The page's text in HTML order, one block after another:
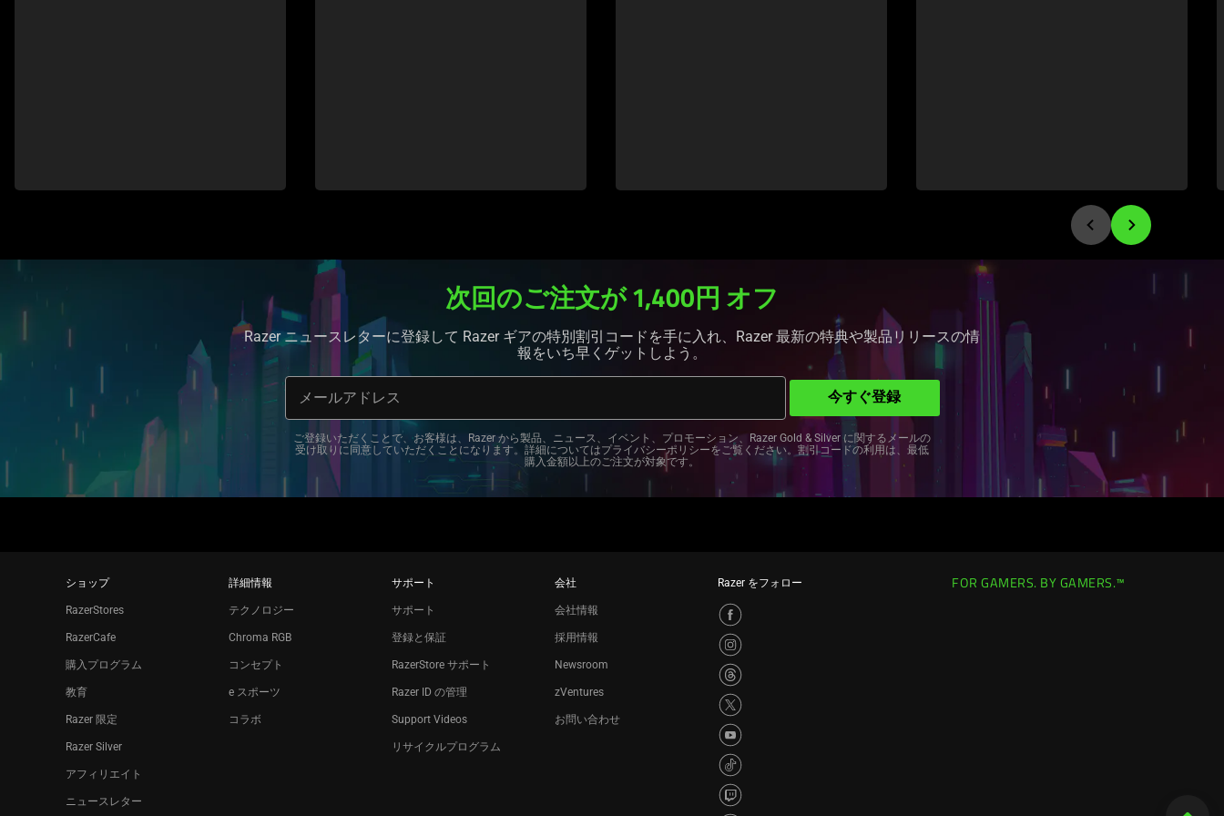
次回のご注文が 1,400円 オフ
Razer ニュースレターに登録して Razer ギアの特別割引コードを手に入れ、Razer 最新の特典や製品リリースの情
報をいち早くゲットし よう 。
メールアドレス 今すぐ登録
ご登録いただくことで、お客様は、Razer から製品、ニュース、イベント、プロモーション、Razer Gold & Silver に関するメールの
受け取りに同意していただくことになります。詳細についてはプライバシーポリシーをご覧ください。割引コードの利用は、最低
購入金額以上のご注文が対象です。
ショップ
RazerStores
RazerCafe
購入プログラム
教育
Razer 限定
Razer Silver
アフィリエイト
ニュースレター
詳細情報
テクノロジー
Chroma RGB
コンセプト
e スポーツ
コラボ
サポート
サポート
登録と保証
RazerStore サポート
Razer ID の管理
Support Videos
リサイクルプログラム
会社
会社情報
採用情報
Newsroom
zVentures
お問い合わせ
Razer をフォロー FOR GAMERS. BY GAMERS.™